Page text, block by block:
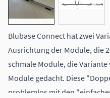
Blubase Connect hat zwei
Ausrichtung der Module, die
schmale Module, die
Module gedacht. Diese
problemlos mit den